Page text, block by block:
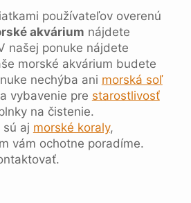
používateľov overenú
akvárium nájdete
našej ponuke nájdete
morské akvárium budete
nechýba ani morská soľ
vybavenie pre starostlivosť
na čistenie.
sú aj morské koraly,
vám ochotne poradíme.